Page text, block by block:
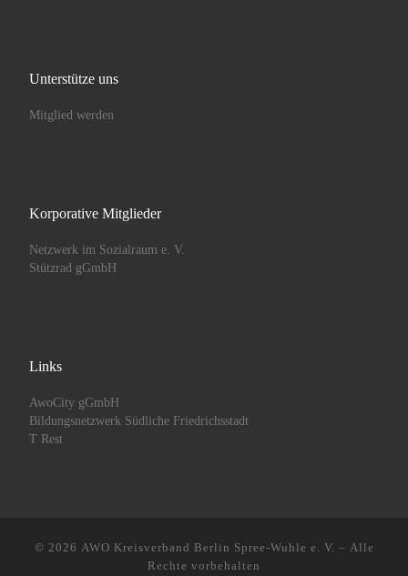
Unterstütze uns
Mitglied werden
Korporative Mitglieder
Netzwerk im Sozialraum e. V.
Stützrad gGmbH
Links
AwoCity gGmbH
Bildungsnetzwerk Südliche Friedrichsstadt
T Rest
© 2026 AWO Kreisverband Berlin Spree-Wuhle e. V. – Alle
Rechte vorbehalten